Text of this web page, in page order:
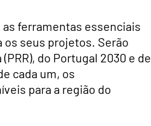
ferramentas essenciais
seus projetos. Serão
do Portugal 2030 e de
cada um, os
para a região do